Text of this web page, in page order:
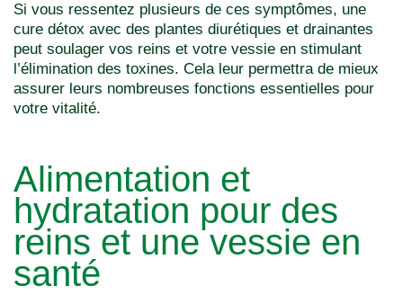
Si vous ressentez plusieurs de ces symptômes, une
cure détox avec des plantes diurétiques et drainantes
peut soulager vos reins et votre vessie en stimulant
l’élimination des toxines. Cela leur permettra de mieux
assurer leurs nombreuses fonctions essentielles pour
votre vitalité.
Alimentation et
hydratation pour des
reins et une vessie en
santé